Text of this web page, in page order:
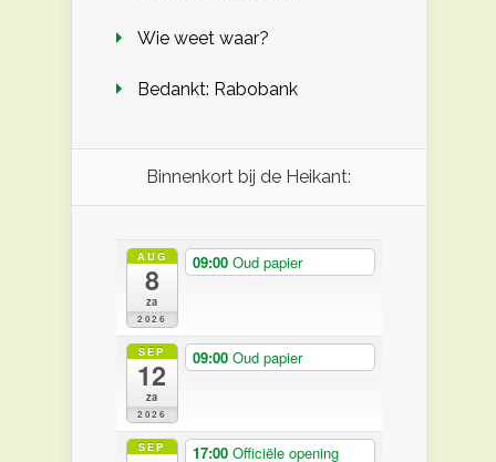
Wie weet waar?
Bedankt: Rabobank
Binnenkort bij de Heikant:
AUG
8
za
2026
09:00 Oud papier
SEP
12
za
2026
09:00 Oud papier
SEP 17:00 Officiële opening